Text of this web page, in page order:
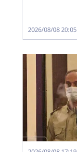
2026/08/08 20:05